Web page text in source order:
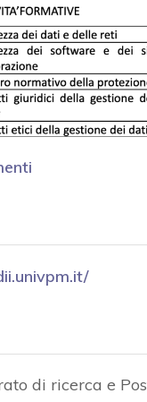
di ricerca e